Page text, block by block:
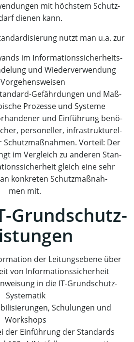
mit höchs­tem Schutz­
die­nen kann.
nutzt man u.a. zur
im Infor­ma­ti­ons­si­cher­heits­
und Wie­der­ver­wen­dung
Gefähr­dun­gen und Maß­
Pro­zes­se und Systeme
und Ein­füh­rung benö­
per­so­nel­ler, infra­struk­tu­rel­
Vor­teil: Der
im Ver­gleich zu ande­ren Stan­
gleich eine sehr
kon­kre­ten Schutz­maß­nah­
men mit.
Grundschutz-
der Lei­tungs­ebe­ne über
von Informationssicherheit
in die IT-Grundschutz-
Systematik
Schu­lun­gen und
Workshops
der Ein­füh­rung der Stan­dards